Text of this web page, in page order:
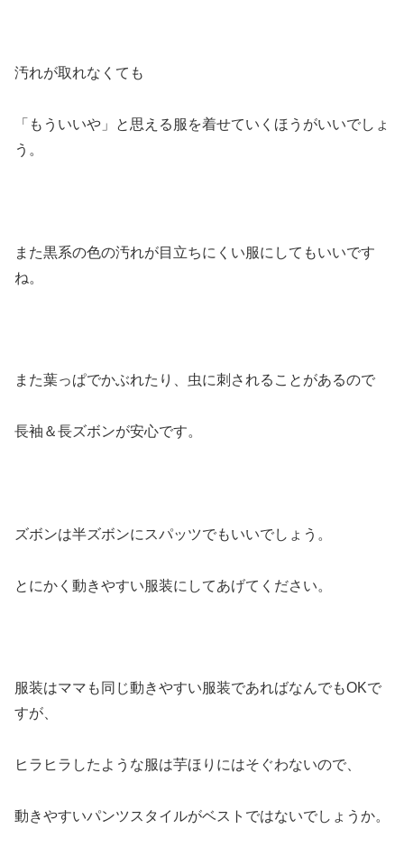
汚れが取れなくても
「もういいや」と思える服を着せていくほうがいいでしょ
う。
また黒系の色の汚れが目立ちにくい服にしてもいいです
ね。
また葉っぱでかぶれたり、虫に刺されることがあるので
長袖＆長ズボンが安心です。
ズボンは半ズボンにスパッツでもいいでしょう。
とにかく動きやすい服装にしてあげてください。
服装はママも同じ動きやすい服装であればなんでもOKで
すが、
ヒラヒラしたような服は芋ほりにはそぐわないので、
動きやすいパンツスタイルがベストではないでしょうか。